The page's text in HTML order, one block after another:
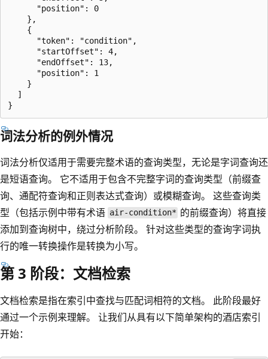
      "position": 0
    },
    {
      "token": "condition",
      "startOffset": 4,
      "endOffset": 13,
      "position": 1
    }
  ]
词法分析的例外情况
词法分析仅适用于需要完整术语的查询类型，无论是字词查询还
是短语查询。 它不适用于包含不完整字词的查询类型（前缀查
询、通配符查询和正则表达式查询）或模糊查询。 这些查询类
型（包括示例中带有术语 air-condition* 的前缀查询）将直接
添加到查询树中，绕过分析阶段。 针对这些类型的查询字词执
行的唯一转换操作是转换为小写。
第 3 阶段：文档检索
文档检索是指在索引中查找与匹配词相符的文档。 此阶段最好
通过一个示例来理解。 让我们从具有以下简单架构的酒店索引
开始：